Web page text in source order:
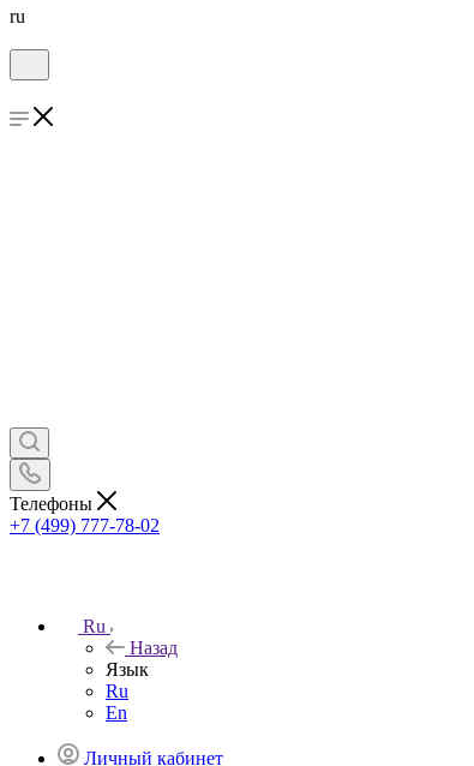
ru
Телефоны
+7 (499) 777-78-02
Ru
Назад
Язык
Ru
En
Личный кабинет